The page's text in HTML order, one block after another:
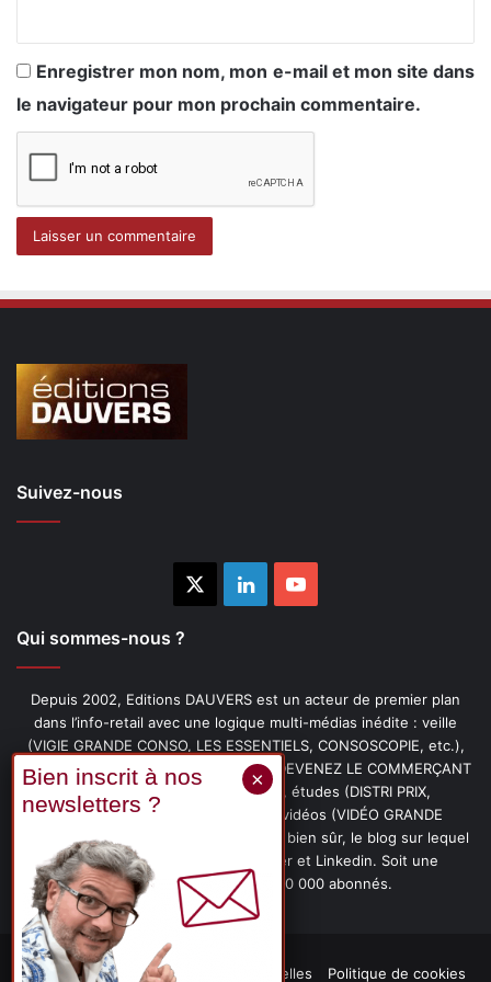
Enregistrer mon nom, mon e-mail et mon site dans
le navigateur pour mon prochain commentaire.
Suivez-nous
LinkedinYouTube
Qui sommes-nous ?
Depuis 2002, Editions DAUVERS est un acteur de premier plan
dans l’info-retail avec une logique multi-médias inédite : veille
(VIGIE GRANDE CONSO, LES ESSENTIELS, CONSOSCOPIE, etc.),
livres (PENSER-CLIENT, IMAGE-PRIX, DEVENEZ LE COMMERÇANT
PRÉFÉRÉ DE VOS CLIENTS, etc.), études (DISTRI PRIX,
PROMOFLASH, DRIVE INSIGHTS), vidéos (VIDÉO GRANDE
CONSO), podcasts (CAFÉ CONSO) et, bien sûr, le blog sur lequel
vous êtes, ainsi que les fils Twitter et Linkedin. Soit une
communauté de plus de 150 000 abonnés.
Mentions légales Données personnelles Politique de cookies